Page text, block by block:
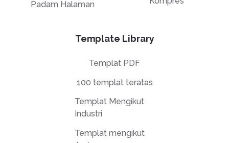
Padam Halaman
Template Library
Templat PDF
100 templat teratas
Templat Mengikut
Industri
Templat mengikut